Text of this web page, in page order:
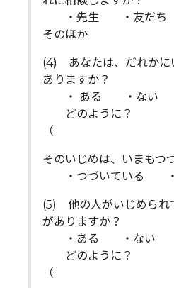
・先生 ・友だ
そのほか
(4) あなたは、だれかに
ありますか？
・ ある ・ない
どのように？
そのいじめは、いまもつ
・つづいている ・
(5) 他の人がいじめられ
がありますか？
・ある ・ない
どのように？